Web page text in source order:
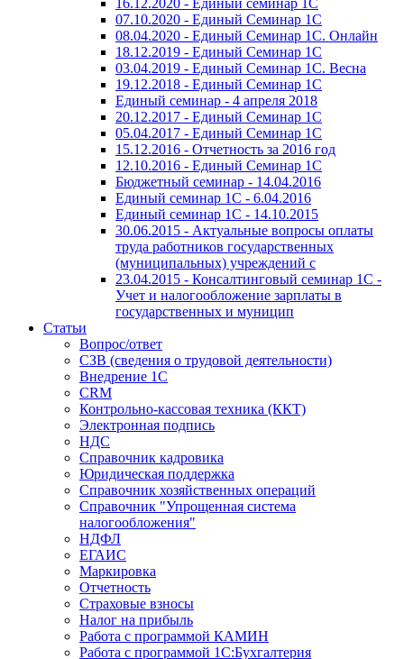
07.10.2020 - Единый Семинар 1С
08.04.2020 - Единый Семинар 1С. Онлайн
18.12.2019 - Единый Семинар 1С
03.04.2019 - Единый Семинар 1С. Весна
19.12.2018 - Единый Семинар 1С
Единый семинар - 4 апреля 2018
20.12.2017 - Единый Семинар 1С
05.04.2017 - Единый Семинар 1С
15.12.2016 - Отчетность за 2016 год
12.10.2016 - Единый Семинар 1С
Бюджетный семинар - 14.04.2016
Единый семинар 1С - 6.04.2016
Единый семинар 1С - 14.10.2015
30.06.2015 - Актуальные вопросы оплаты
труда работников государственных
(муниципальных) учреждений с
23.04.2015 - Консалтинговый семинар 1С -
Учет и налогообложение зарплаты в
государственных и муницип
Статьи
Вопрос/ответ
СЗВ (сведения о трудовой деятельности)
Внедрение 1С
CRM
Контрольно-кассовая техника (ККТ)
Электронная подпись
НДС
Справочник кадровика
Юридическая поддержка
Справочник хозяйственных операций
Справочник "Упрощенная система
налогообложения"
НДФЛ
ЕГАИС
Маркировка
Отчетность
Страховые взносы
Налог на прибыль
Работа с программой КАМИН
Работа с программой 1С:Бухгалтерия